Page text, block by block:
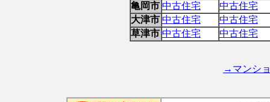
亀岡市 中古住宅
中古住宅
大津市 中古住宅
中古住宅
草津市 中古住宅 中古住宅
→マンシ